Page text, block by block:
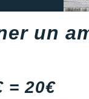
un
= 20€